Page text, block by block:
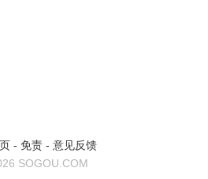
- 免责 - 意见反馈
SOGOU.COM